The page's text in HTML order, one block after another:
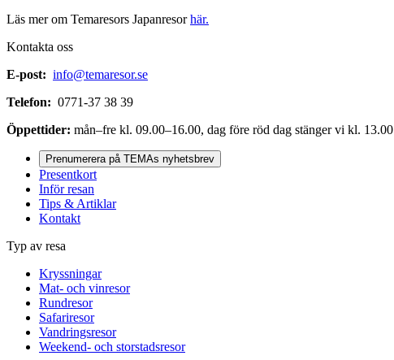
Läs mer om Temaresors Japanresorhär.
Kontakta oss
E-post: info@temaresor.se
Telefon: 0771-37 38 39
Öppettider: mån–fre kl. 09.00–16.00, dag före röd dag stänger vi kl. 13.00
Prenumerera på TEMAs nyhetsbrev
Presentkort
Inför resan
Tips & Artiklar
Kontakt
Typ av resa
Kryssningar
Mat- och vinresor
Rundresor
Safariresor
Vandringsresor
Weekend- och storstadsresor